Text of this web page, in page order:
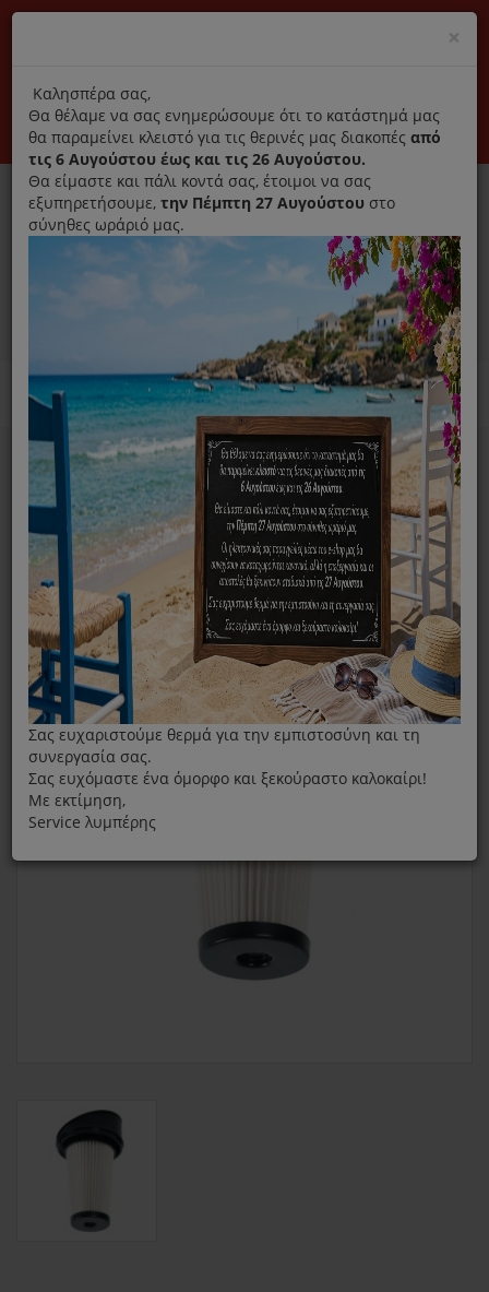
Αποκλειστικά γνήσια ανταλλακτικά
Σύνδεση Εγγραφή Εταιρεία Επικοινωνία
0
Ανταλλακτικά ηλεκτρικών συσκευών MENU
Home Σκούπα
Φίλτρα Σκούπας
Πλενόμενο Φίλτρο Για Σκουπα Με Μπαταρία Rowenta Για
Air Force Light
×
title
Καλησπέρα σας,
Θα θέλαμε να σας ενημερώσουμε ότι το κατάστημά μας
θα παραμείνει κλειστό για τις θερινές μας διακοπές από
τις 6 Αυγούστου έως και τις 26 Αυγούστου.
Θα είμαστε και πάλι κοντά σας, έτοιμοι να σας
εξυπηρετήσουμε, την Πέμπτη 27 Αυγούστου στο
σύνηθες ωράριό μας.
Σας ευχαριστούμε θερμά για την εμπιστοσύνη και τη
συνεργασία σας.
Σας ευχόμαστε ένα όμορφο και ξεκούραστο καλοκαίρι!
Με εκτίμηση,
Service λυμπέρης